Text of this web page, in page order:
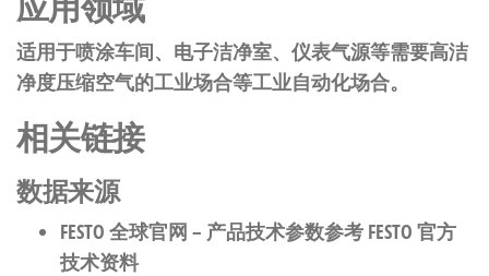
适用于喷涂车间、电子洁净室、仪表气源等需要高洁
净度压缩空气的工业场合等工业自动化场合。
相关链接
数据来源
FESTO 全球官网 – 产品技术参数参考 FESTO 官方
技术资料